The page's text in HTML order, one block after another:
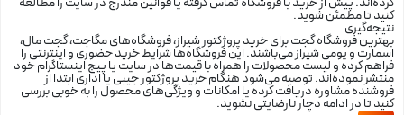
کنید تا مطمئن شوید.
نتیجه‌گیری
بهترین فروشگاه گجت برایخرید پروژکتورشیراز، فروشگاه‌های مگاجت، گجت مال،
اسمارت و یومی شیراز می‌باشند. این فروشگاه‌ها شرایط خرید حضوری و اینترنتی را
فراهم کرده و لیست محصولات را همراه با قیمت‌ها در سایت یا پیج اینستاگرام خود
منتشر نموده‌اند. توصیه می‌شود هنگام خرید پروژکتور جیبی یا اداری ابتدا از
فروشنده مشاوره دریافت کرده یا امکانات و ویژگی‌های محصول را به خوبی بررسی
کنید تا در ادامه دچار نارضایتی نشوید.